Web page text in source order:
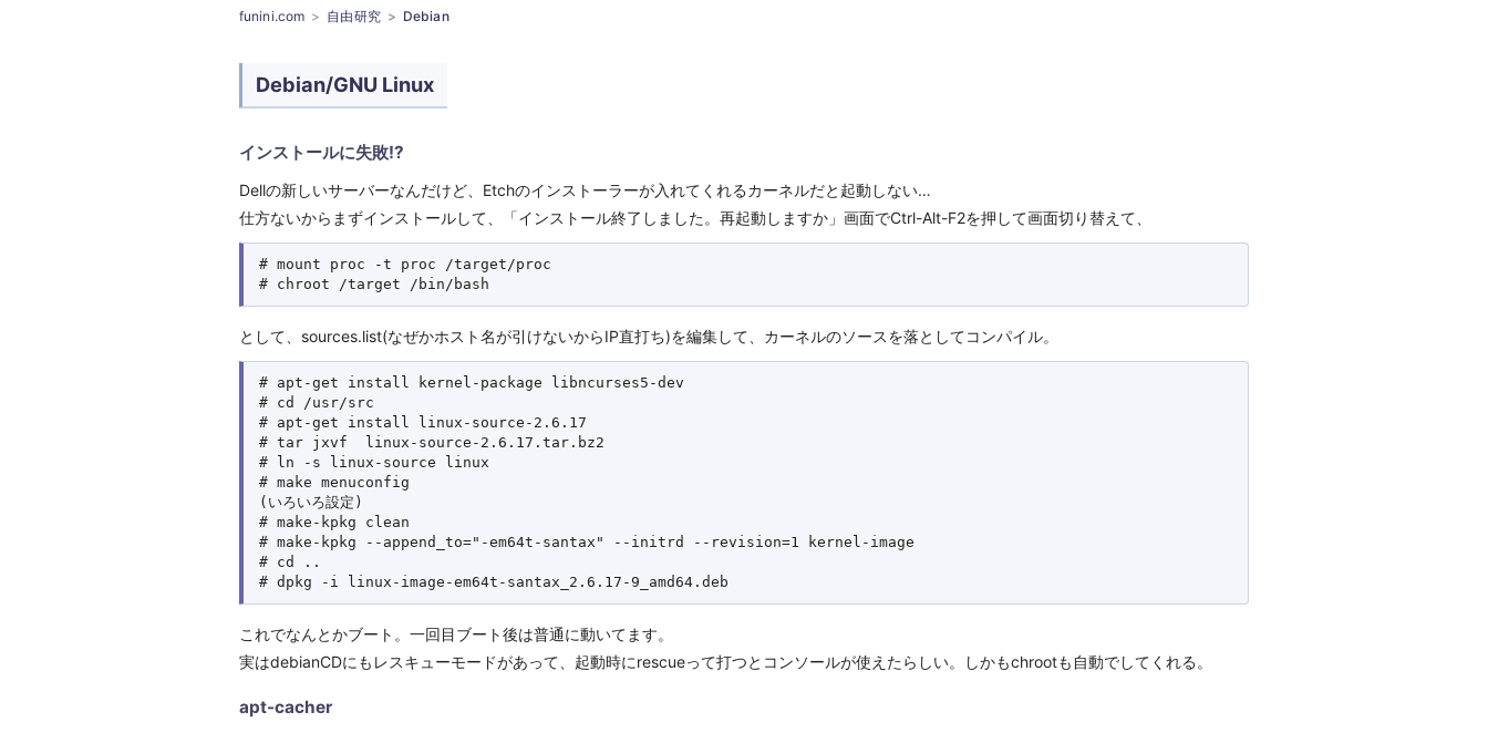
funini.com 自由研究 Debian
Debian/GNU Linux
インストールに失敗!?
Dellの新しいサーバーなんだけど、Etchのインストーラーが入れてくれるカーネルだと起動しない…
仕方ないからまずインストールして、「インストール終了しました。再起動しますか」画面でCtrl-Alt-F2を押して画面切り替えて、
# mount proc -t proc /target/proc
として、sources.list(なぜかホスト名が引けないからIP直打ち)を編集して、カーネルのソースを落としてコンパイル。
# apt-get install kernel-package libncurses5-dev
# cd /usr/src
# apt-get install linux-source-2.6.17
# tar jxvf  linux-source-2.6.17.tar.bz2
# ln -s linux-source linux
# make menuconfig
(いろいろ設定)
# make-kpkg clean
# make-kpkg --append_to="-em64t-santax" --initrd --revision=1 kernel-image
# cd ..
これでなんとかブート。一回目ブート後は普通に動いてます。
実はdebianCDにもレスキューモードがあって、起動時にrescueって打つとコンソールが使えたらしい。しかもchrootも自動でしてくれる。
apt-cacher